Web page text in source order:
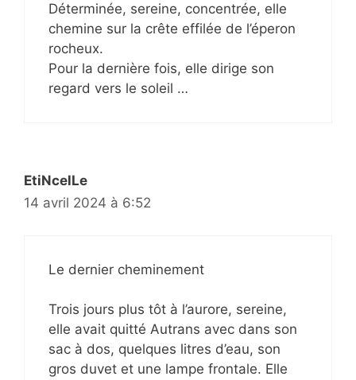
Déterminée, sereine, concentrée, elle
chemine sur la crête effilée de l’éperon
rocheux.
Pour la dernière fois, elle dirige son
regard vers le soleil …
EtiNcelLe
14 avril 2024 à 6:52
Le dernier cheminement
Trois jours plus tôt à l’aurore, sereine,
elle avait quitté Autrans avec dans son
sac à dos, quelques litres d’eau, son
gros duvet et une lampe frontale. Elle